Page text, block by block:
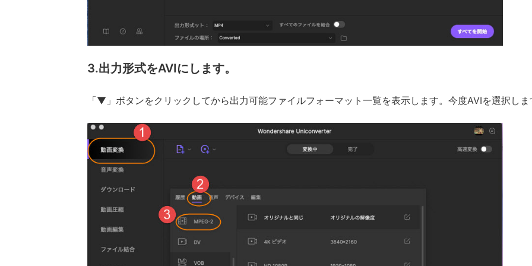
3.出力形式をAVIにします。
「▼」ボタンをクリックしてから出力可能ファイルフォーマット一覧を表示します。今度AVIを選択しま